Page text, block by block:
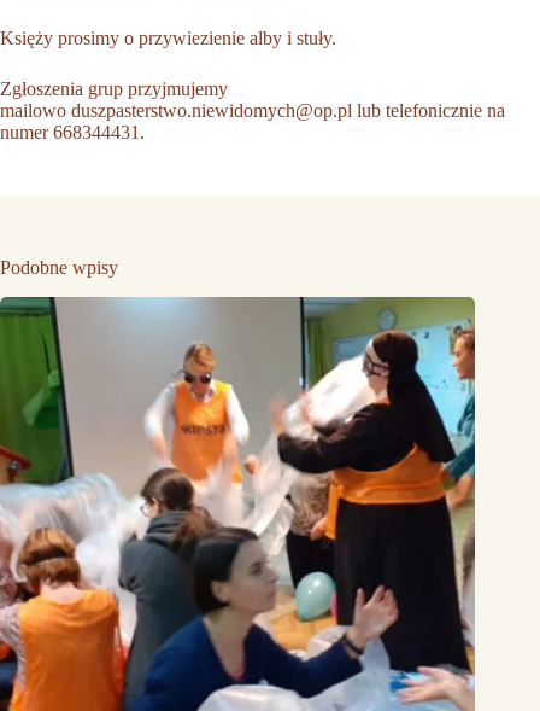
Księży prosimy o przywiezienie alby i stuły.
Zgłoszenia grup przyjmujemy
mailowo duszpasterstwo.niewidomych@op.pl lub telefonicznie na
numer 668344431.
Podobne wpisy